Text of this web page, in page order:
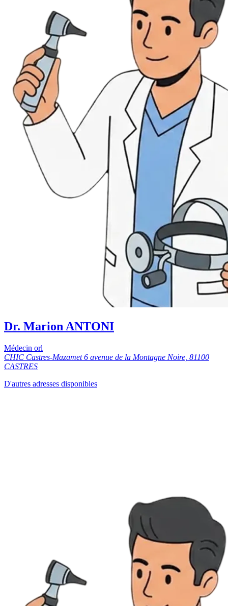
Dr. Marion ANTONI
Médecin orl
CHIC Castres-Mazamet 6 avenue de la Montagne Noire, 81100
CASTRES
D'autres adresses disponibles